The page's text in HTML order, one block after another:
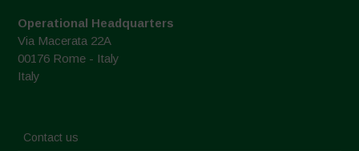
Operational Headquarters
Via Macerata 22A
00176 Rome - Italy
Italy
Contact us